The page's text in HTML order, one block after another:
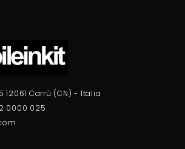
12061 Carrù (CN) - Italia
0000 025